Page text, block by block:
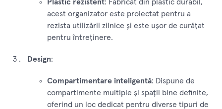
Plastic rezistent: Fabricat din plastic durabil,
acest organizator este proiectat pentru a
rezista utilizării zilnice și este ușor de curățat
pentru întreținere.
Design:
Compartimentare inteligentă: Dispune de
compartimente multiple și spații bine definite,
oferind un loc dedicat pentru diverse tipuri de